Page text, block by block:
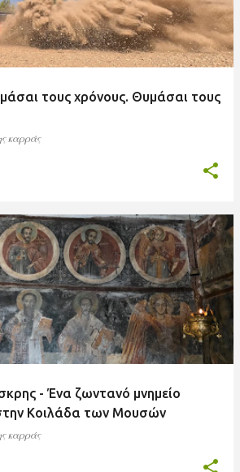
τους χρόνους. Θυμάσαι τους
καρράς
- Ένα ζωντανό μνημείο
Κοιλάδα των Μουσών
καρράς